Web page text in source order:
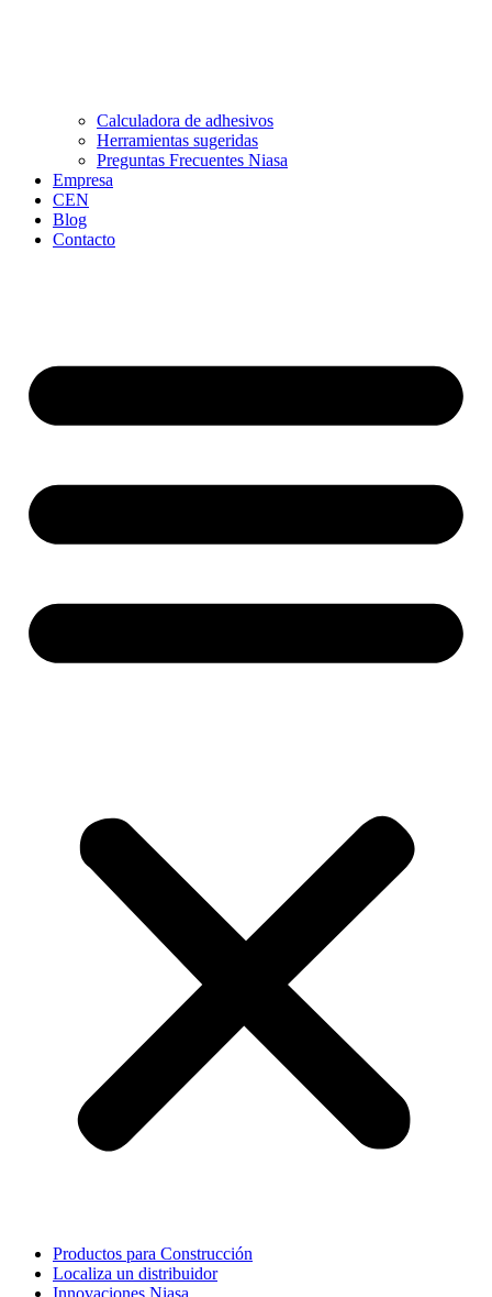
Calculadora de adhesivos
Herramientas sugeridas
Preguntas Frecuentes Niasa
Empresa
CEN
Blog
Contacto
Productos para Construcción
Localiza un distribuidor